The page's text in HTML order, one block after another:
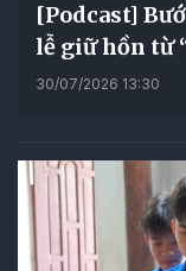
[Podcast]
lễ giữ hồn từ
30/07/2026 13:30